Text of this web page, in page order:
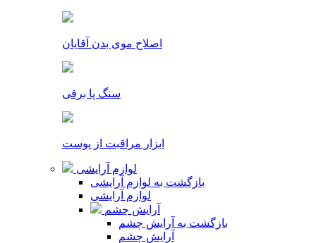
اصلاح موی بدن آقایان
سنگ پا برقی
ابزار مراقبت از پوست
لوازم آرایشی
بازگشت به لوازم آرایشی
لوازم آرایشی
آرایش چشم
بازگشت به آرایش چشم
آرایش چشم